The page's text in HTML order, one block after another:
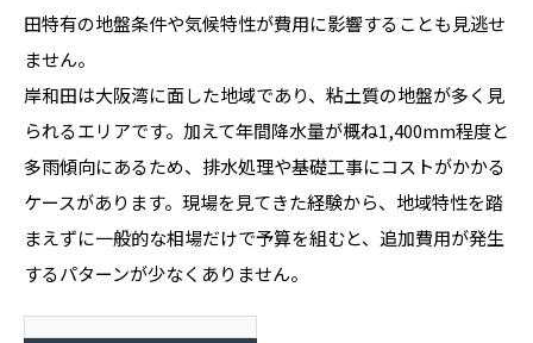
田特有の地盤条件や気候特性が費用に影響することも見逃せ
ません。
岸和田は大阪湾に面した地域であり、粘土質の地盤が多く見
られるエリアです。加えて年間降水量が概ね1,400mm程度と
多雨傾向にあるため、排水処理や基礎工事にコストがかかる
ケースがあります。現場を見てきた経験から、地域特性を踏
まえずに一般的な相場だけで予算を組むと、追加費用が発生
するパターンが少なくありません。